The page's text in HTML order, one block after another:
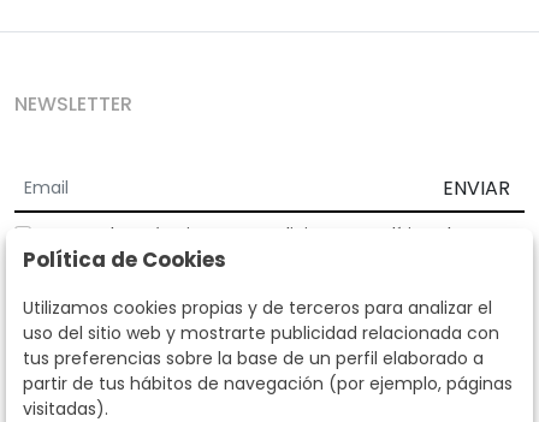
NEWSLETTER
ENVIAR
Acepto los Términos y Condiciones
Política de
privacidad
Según la LOPD y disposiciones de desarrollo, informamos que sus
datos personales serán tratados por parte de Subastas Segre con la
finalidad de gestionar la relación comercial. Puede ejercitar los
derechos de acceso, rectificación, cancelación, oposición y demás
derechos en los términos establecidos en la normativa vigente
dirigiéndote a nosotros. Asimismo, nos puede solicitar el envío de
Política de Cookies
Utilizamos cookies propias y de terceros para analizar el
uso del sitio web y mostrarte publicidad relacionada con
tus preferencias sobre la base de un perfil elaborado a
partir de tus hábitos de navegación (por ejemplo, páginas
visitadas).